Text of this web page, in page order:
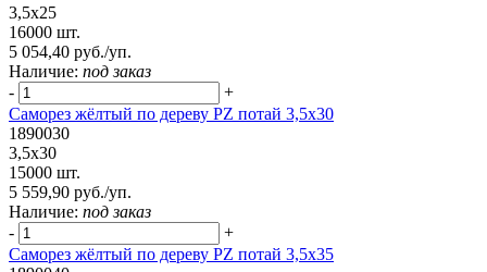
3,5х25
16000 шт.
5 054,40 руб./уп.
Наличие: под заказ
-
+
Саморез жёлтый по дереву PZ потай 3,5х30
1890030
3,5х30
15000 шт.
5 559,90 руб./уп.
Наличие: под заказ
-
+
Саморез жёлтый по дереву PZ потай 3,5х35